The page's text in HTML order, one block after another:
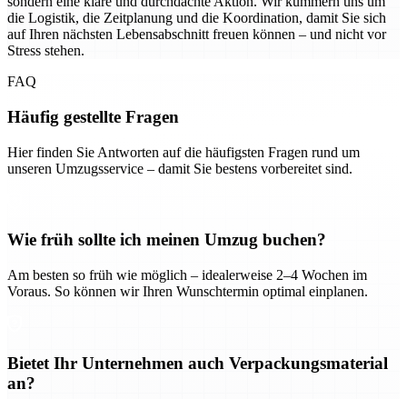
die Logistik, die Zeitplanung und die Koordination, damit Sie sich
auf Ihren nächsten Lebensabschnitt freuen können – und nicht vor
Stress stehen.
FAQ
Häufig gestellte Fragen
Hier finden Sie Antworten auf die häufigsten Fragen rund um
unseren Umzugsservice – damit Sie bestens vorbereitet sind.
Wie früh sollte ich meinen Umzug buchen?
Am besten so früh wie möglich – idealerweise 2–4 Wochen im
Voraus. So können wir Ihren Wunschtermin optimal einplanen.
Bietet Ihr Unternehmen auch Verpackungsmaterial
an?